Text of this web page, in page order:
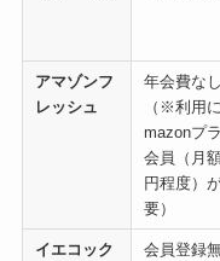
アマゾンフ
レッシュ
年会費な
（※利用
mazonプ
会員（月
円程度）
要）
イエコック
会員登録